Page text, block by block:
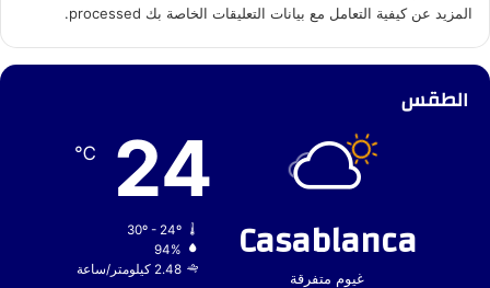
المزيد عن كيفية التعامل مع بيانات التعليقات الخاصة بك processed
.
الطقس
Casablanca
غيوم متفرقة
24
℃
30º - 24º
94%
2.48 كيلومتر/ساعة